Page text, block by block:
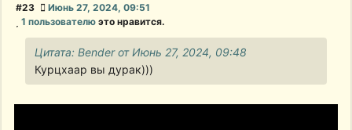
#23
Июнь 27, 2024, 09:51
1 пользователю это нравится.
Цитата: Bender от Июнь 27, 2024, 09:48
Курцхаар вы дурак)))